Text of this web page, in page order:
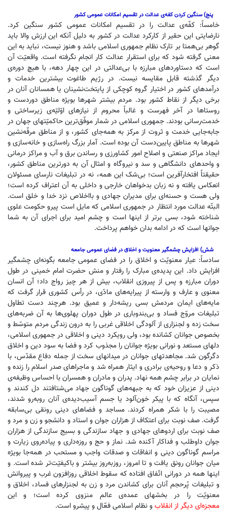
پنج) سنگین کردن کفه‌ی عدالت در تقسیم امکانات عمومی کشور
خامساً: کفّه‌ی عدالت را در تقسیم امکانات عمومی کشور سنگین کرد.
نارضایتی این حقیر از کارکرد عدالت در کشور به دلیل آنکه این ارزش والا باید
گوهر بی‌همتا بر تارک نظام جمهوری اسلامی باشد و هنوز نیست، نباید به این
معنی گرفته شود که برای استقرار عدالت کار انجام نگرفته است. واقعیّت آن
است که دستاوردهای مبارزه با بی‌عدالتی در این چهار دهه، با هیچ دوره‌ی
دیگر گذشته قابل مقایسه نیست. در رژیم طاغوت بیشترین خدمات و
درآمدهای کشور در اختیار گروه کوچکی از پایتخت‌نشینان یا همسانان آنان در
برخی دیگر از نقاط کشور بود. مردم بیشتر شهرها بویژه مناطق دوردست و
روستاها در آخر فهرست و غالباً محروم از نیازهای اوّلیّه‌ی زیرساختی و
خدمت‌رسانی بودند. جمهوری اسلامی در شمار موفّق‌ترین حاکمیّتهای جهان در
جابه‌جایی خدمت و ثروت از مرکز به همه‌جای کشور، و از مناطق مرفّه‌نشین
شهرها به مناطق پایین‌دست آن بوده است. آمار بزرگ راه‌سازی و خانه‌سازی و
ایجاد مراکز صنعتی و اصلاح امور کشاورزی و رساندن برق و آب و مراکز درمانی
و واحدهای دانشگاهی و سد و نیروگاه و امثال آن به دورترین مناطق کشور،
حقیقتاً افتخارآفرین است؛ بی‌شک این همه، نه در تبلیغات نارسای مسئولان
انعکاس یافته‌ و نه زبان بدخواهان خارجی و داخلی به آن اعتراف کرده است؛
ولی هست و حسنه‌ای برای مدیران جهادی و بااخلاص نزد خدا و خلق است.
البتّه عدالت مورد انتظار در جمهوری اسلامی که مایل است پیرو حکومت علوی
شناخته شود، بسی برتر از اینها است و چشم امید برای اجرای آن به شما
جوانها است که در ادامه بدان خواهم پرداخت.
شش) افزایش چشمگیر معنویت و اخلاق در فضای عمومی جامعه
سادساً: عیار معنویّت و اخلاق را در فضای عمومی جامعه بگونه‌ای چشمگیر
افزایش داد. این پدیده‌ی مبارک را رفتار و منش حضرت امام خمینی در طول
دوران مبارزه و پس ‌از پیروزی انقلاب، بیش ‌از هر چیز رواج داد؛ آن انسان
معنوی و عارف و وارسته از پیرایه‌های مادّی، در رأس کشوری قرار گرفت که
مایه‌های ایمان مردمش بسی ریشه‌دار و عمیق بود. هرچند دست تطاول
تبلیغات مروّج فساد و بی‌بندوباری در طول دوران پهلوی‌ها به آن ضربه‌های
سخت زده و لجنزاری از آلودگی اخلاقی غربی را به درون زندگی مردم متوسّط و
بخصوص جوانان کشانده بود، ولی رویکرد دینی و اخلاقی در جمهوری اسلامی،
دلهای مستعد و نورانی بویژه جوانان را مجذوب کرد و فضا به سود دین و اخلاق
دگرگون شد. مجاهدتهای جوانان در میدانهای سخت از جمله دفاع مقدّس، با
ذکر و دعا و روحیه‌ی برادری و ایثار همراه شد و ماجراهای صدر اسلام را زنده و
نمایان در برابر چشم همه نهاد. پدران و مادران و همسران با احساس وظیفه‌ی
دینی از عزیزان خود که به جبهه‌های گوناگون جهاد می‌شتافتند دل کندند و
سپس، آنگاه که با پیکر خون‌آلود یا جسم آسیب‌دیده‌ی آنان روبه‌رو شدند،
مصیبت را با شکر همراه کردند. مساجد و فضاهای دینی رونقی بی‌سابقه
گرفت. صف نوبت برای اعتکاف از هزاران جوان و استاد و دانشجو و زن و مرد و
صف نوبت برای اردوهای جهادی و جهاد سازندگی و بسیج سازندگی از هزاران
جوان داوطلب و فداکار آکنده شد. نماز و حج و روزه‌داری و پیاده‌روی زیارت و
مراسم گوناگون دینی و انفاقات و صدقات واجب و مستحب در همه‌جا بویژه
میان جوانان رونق یافت و تا امروز، روزبه‌روز بیشتر و باکیفیّت‌تر شده است. و
اینها همه در دورانی اتّفاق افتاده که سقوط اخلاقی روزافزون غرب و پیروانش
و تبلیغات پُرحجم آنان برای کشاندن مرد و زن به لجنزارهای فساد، اخلاق و
معنویّت را در بخشهای عمده‌ی عالم منزوی کرده است؛ و این
معجزه‌ای دیگر از انقلابو نظام اسلامی فعّال و پیشرو است.